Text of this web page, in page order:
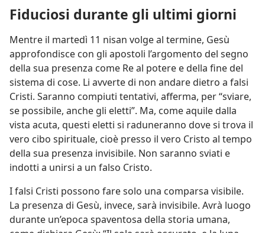
Fiduciosi durante gli ultimi giorni
Mentre il martedì 11 nisan volge al termine, Gesù
approfondisce con gli apostoli l’argomento del segno
della sua presenza come Re al potere e della fine del
sistema di cose. Li avverte di non andare dietro a falsi
Cristi. Saranno compiuti tentativi, afferma, per “sviare,
se possibile, anche gli eletti”. Ma, come aquile dalla
vista acuta, questi eletti si raduneranno dove si trova il
vero cibo spirituale, cioè presso il vero Cristo al tempo
della sua presenza invisibile. Non saranno sviati e
indotti a unirsi a un falso Cristo.
I falsi Cristi possono fare solo una comparsa visibile.
La presenza di Gesù, invece, sarà invisibile. Avrà luogo
durante un’epoca spaventosa della storia umana,